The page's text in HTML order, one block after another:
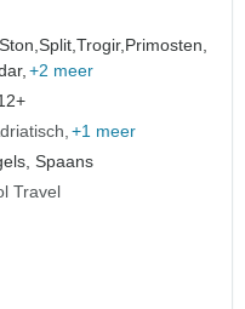
plaatsen.
Volop
architectuur en
Ston,Split,Trogir, Primosten,
+2 meer
+1 meer
Spaans
Travel